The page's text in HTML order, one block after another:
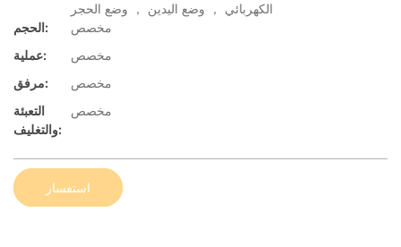
الكهربائي ， وضع اليدين ， وضع الحجر
الحجم:
مخصص
عملية:
مخصص
مرفق:
مخصص
التعبئة
والتغليف:
مخصص
استفسار